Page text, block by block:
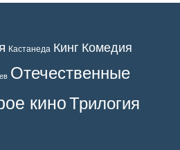
Кастанеда Кинг Комедия
Отечественные
киноТрилогия